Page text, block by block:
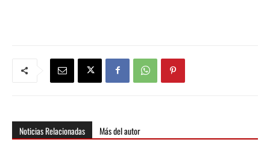
Noticias Relacionadas Más del autor